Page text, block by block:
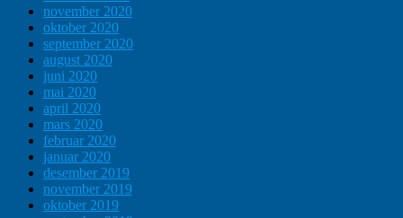
november 2020
oktober 2020
september 2020
august 2020
juni 2020
mai 2020
april 2020
mars 2020
februar 2020
januar 2020
desember 2019
november 2019
oktober 2019